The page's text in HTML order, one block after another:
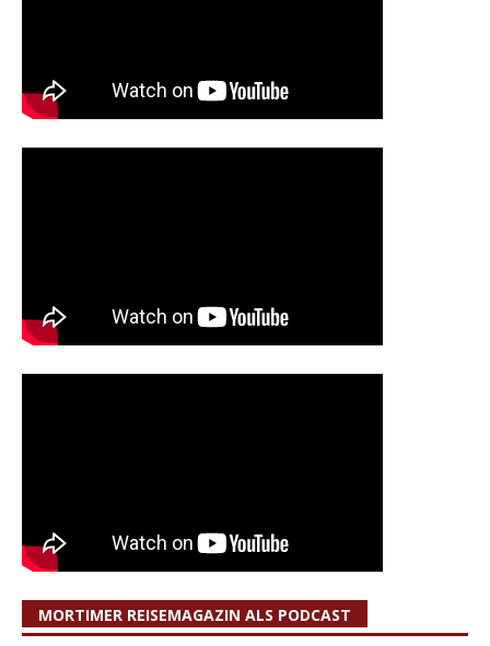
MORTIMER REISEMAGAZIN ALS PODCAST